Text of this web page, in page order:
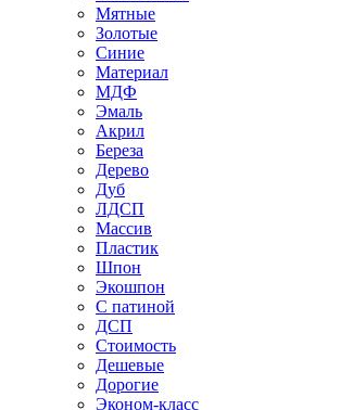
Мятные
Золотые
Синие
Материал
МДФ
Эмаль
Акрил
Береза
Дерево
Дуб
ЛДСП
Массив
Пластик
Шпон
Экошпон
С патиной
ДСП
Стоимость
Дешевые
Дорогие
Эконом-класс